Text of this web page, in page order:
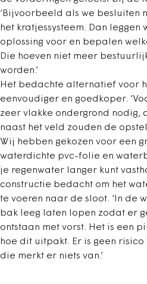
‘Bijvoorbeeld als we besluiten
het kratjessysteem. Dan leggen
oplossing voor en bepalen
Die hoeven niet meer
worden.’
Het bedachte alternatief voor
eenvoudiger en goedkoper.
zeer vlakke ondergrond nodig,
naast het veld zouden de
Wij hebben gekozen voor een
waterdichte pvc-folie en
je regenwater langer kunt
constructie bedacht om het
te voeren naar de sloot. ‘In de
bak leeg laten lopen zodat er
ontstaan met vorst. Het is een
hoe dit uitpakt. Er is geen
die merkt er niets van.’